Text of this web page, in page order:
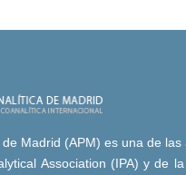
Madrid (APM) es una de
Association (IPA) y de